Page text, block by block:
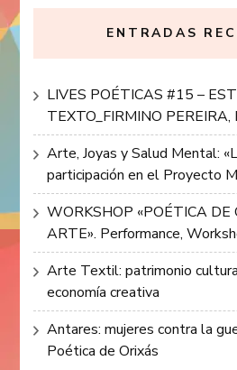
ENTRADAS
LIVES POÉTICAS #15 –
TEXTO_FIRMINO
Arte, Joyas y Salud Mental:
participación en el Proyecto
WORKSHOP «POÉTICA DE
ARTE». Performance,
Arte Textil: patrimonio
economía creativa
Antares: mujeres contra la
Poética de Orixás